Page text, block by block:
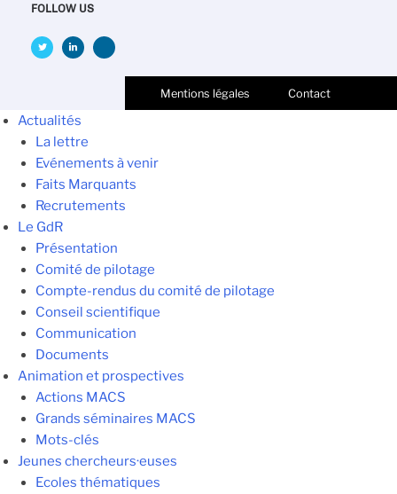
FOLLOW US
Mentions légales Contact
Actualités
La lettre
Evénements à venir
Faits Marquants
Recrutements
Le GdR
Présentation
Comité de pilotage
Compte-rendus du comité de pilotage
Conseil scientifique
Communication
Documents
Animation et prospectives
Actions MACS
Grands séminaires MACS
Mots-clés
Jeunes chercheurs·euses
Ecoles thématiques